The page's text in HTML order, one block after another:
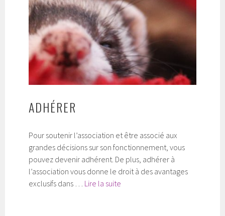
ADHÉRER
Pour soutenir l’association et être associé aux
grandes décisions sur son fonctionnement, vous
pouvez devenir adhérent. De plus, adhérer à
l’association vous donne le droit à des avantages
exclusifs dans … Lire la suite